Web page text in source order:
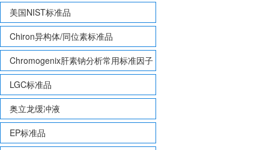
美国NIST标准品
Chiron异构体/同位素标准品
Chromogenix肝素钠分析常用标准因子
LGC标准品
奥立龙缓冲液
EP标准品